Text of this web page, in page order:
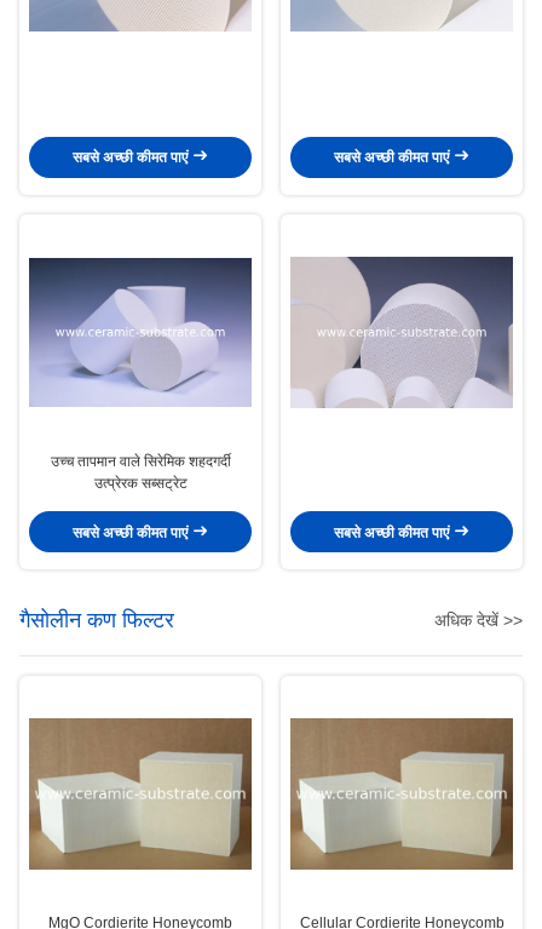
सबसे अच्छी कीमत पाएं सबसे अच्छी कीमत पाएं
उच्च तापमान वाले सिरेमिक शहदगर्दी
उत्प्रेरक सब्सट्रेट
सबसे अच्छी कीमत पाएं सबसे अच्छी कीमत पाएं
गैसोलीन कण फिल्टर अधिक देखें >>
MgO Cordierite Honeycomb
Cellular Cordierite Honeycomb